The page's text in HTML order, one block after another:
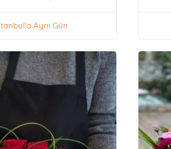
Aynı Gün